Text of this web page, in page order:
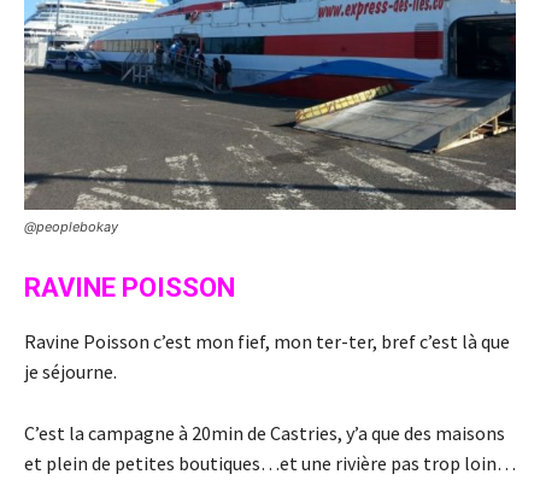
@peoplebokay
RAVINE POISSON
Ravine Poisson c’est mon fief, mon ter-ter, bref c’est là que
je séjourne.
C’est la campagne à 20min de Castries, y’a que des maisons
et plein de petites boutiques…et une rivière pas trop loin…